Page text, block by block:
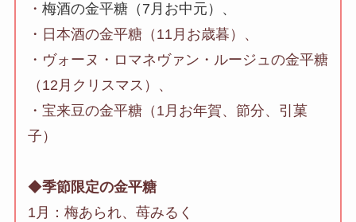
・ 梅酒の金平糖（7月お中元）、
・日本酒の金平糖（11月お歳暮）、
・ヴォーヌ・ロマネヴァン・ルージュの金平糖
（12月クリスマス）、
・宝来豆の金平糖（1月お年賀、節分、引菓
子）
◆季節限定の金平糖
1月：梅あられ、苺みるく